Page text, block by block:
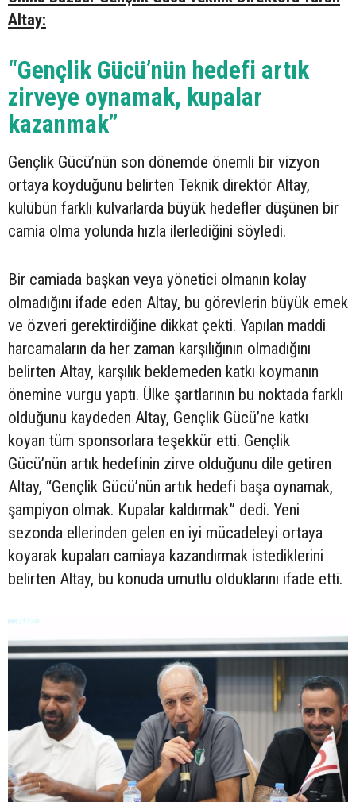
Altay:
“Gençlik Gücü’nün hedefi artık
zirveye oynamak, kupalar
kazanmak”
Gençlik Gücü’nün son dönemde önemli bir vizyon
ortaya koyduğunu belirten Teknik direktör Altay,
kulübün farklı kulvarlarda büyük hedefler düşünen bir
camia olma yolunda hızla ilerlediğini söyledi.
Bir camiada başkan veya yönetici olmanın kolay
olmadığını ifade eden Altay, bu görevlerin büyük emek
ve özveri gerektirdiğine dikkat çekti. Yapılan maddi
harcamaların da her zaman karşılığının olmadığını
belirten Altay, karşılık beklemeden katkı koymanın
önemine vurgu yaptı. Ülke şartlarının bu noktada farklı
olduğunu kaydeden Altay, Gençlik Gücü’ne katkı
koyan tüm sponsorlara teşekkür etti. Gençlik
Gücü’nün artık hedefinin zirve olduğunu dile getiren
Altay, “Gençlik Gücü’nün artık hedefi başa oynamak,
şampiyon olmak. Kupalar kaldırmak” dedi. Yeni
sezonda ellerinden gelen en iyi mücadeleyi ortaya
koyarak kupaları camiaya kazandırmak istediklerini
belirten Altay, bu konuda umutlu olduklarını ifade etti.